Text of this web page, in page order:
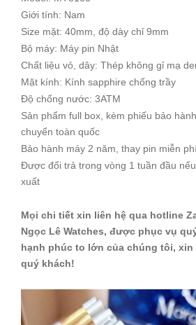
Giới tính: Nam
Size mặt: 40mm, độ dày chỉ 9mm
Bộ máy: Máy pin Nhật
Chất liệu vỏ, dây: Thép không gỉ mạ
Mặt kính: Kính sapphire chống trầy
Độ chống nước: 3ATM
Sản phẩm full box, kèm phiếu bảo
chuyển toàn quốc
Bảo hành máy 2 năm, thay pin miễn
Được đổi trả trong vòng 1 tuần đầu
xuất
Mọi chi tiết xin liên hệ qua hotline
Ngọc Lê Watches, được phục vụ
hạnh phúc to lớn của chúng tôi, xin
quý khách!